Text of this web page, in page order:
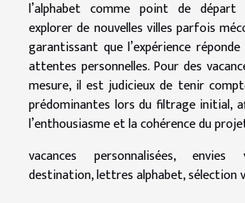
l’alphabet comme point de
explorer de nouvelles villes parfois
garantissant que l’expérience
attentes personnelles. Pour des
mesure, il est judicieux de tenir
prédominantes lors du filtrage initial,
l’enthousiasme et la cohérence du
vacances personnalisées, envies
destination, lettres alphabet, sélection